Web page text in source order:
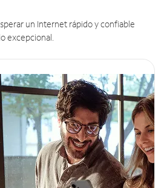
un Internet rápido y confiable
excepcional.